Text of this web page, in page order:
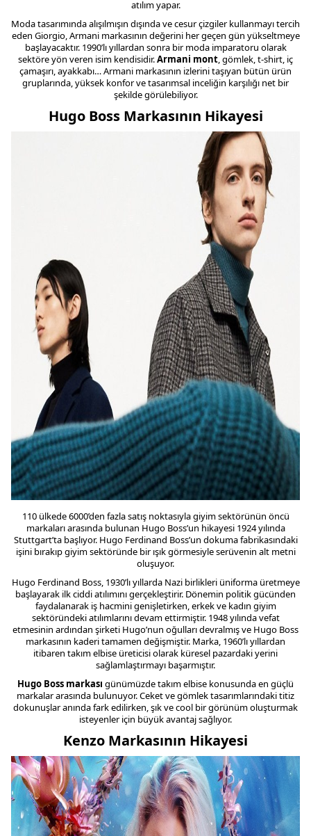
atılım yapar.
Moda tasarımında alışılmışın dışında ve cesur çizgiler kullanmayı tercih
eden Giorgio, Armani markasının değerini her geçen gün yükseltmeye
başlayacaktır. 1990’lı yıllardan sonra bir moda imparatoru olarak
sektöre yön veren isim kendisidir.Armani mont, gömlek, t-shirt, iç
çamaşırı, ayakkabı… Armani markasının izlerini taşıyan bütün ürün
gruplarında, yüksek konfor ve tasarımsal inceliğin karşılığı net bir
şekilde görülebiliyor.
Hugo Boss Markasının Hikayesi
110 ülkede 6000’den fazla satış noktasıyla giyim sektörünün öncü
markaları arasında bulunan Hugo Boss’un hikayesi 1924 yılında
Stuttgart’ta başlıyor. Hugo Ferdinand Boss’un dokuma fabrikasındaki
işini bırakıp giyim sektöründe bir ışık görmesiyle serüvenin alt metni
oluşuyor.
Hugo Ferdinand Boss, 1930’lı yıllarda Nazi birlikleri üniforma üretmeye
başlayarak ilk ciddi atılımını gerçekleştirir. Dönemin politik gücünden
faydalanarak iş hacmini genişletirken, erkek ve kadın giyim
sektöründeki atılımlarını devam ettirmiştir. 1948 yılında vefat
etmesinin ardından şirketi Hugo’nun oğulları devralmış ve Hugo Boss
markasının kaderi tamamen değişmiştir. Marka, 1960’lı yıllardan
itibaren takım elbise üreticisi olarak küresel pazardaki yerini
sağlamlaştırmayı başarmıştır.
Hugo Boss markası günümüzde takım elbise konusunda en güçlü
markalar arasında bulunuyor. Ceket ve gömlek tasarımlarındaki titiz
dokunuşlar anında fark edilirken, şık ve cool bir görünüm oluşturmak
isteyenler için büyük avantaj sağlıyor.
Kenzo Markasının Hikayesi